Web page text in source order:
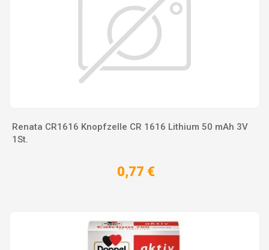
Renata CR1616 Knopfzelle CR 1616 Lithium 50 mAh 3V
1St.
0,77 €